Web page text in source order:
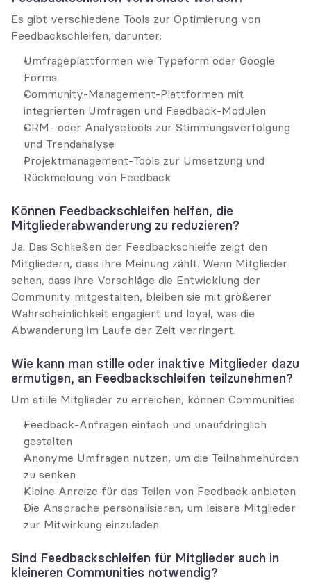
Es gibt verschiedene Tools zur Optimierung von
Feedbackschleifen, darunter:
Umfrageplattformen wie Typeform oder Google
Forms
Community-Management-Plattformen mit
integrierten Umfragen und Feedback-Modulen
CRM- oder Analysetools zur Stimmungsverfolgung
und Trendanalyse
Projektmanagement-Tools zur Umsetzung und
Rückmeldung von Feedback
Können Feedbackschleifen helfen, die
Mitgliederabwanderung zu reduzieren?
Ja. Das Schließen der Feedbackschleife zeigt den
Mitgliedern, dass ihre Meinung zählt. Wenn Mitglieder
sehen, dass ihre Vorschläge die Entwicklung der
Community mitgestalten, bleiben sie mit größerer
Wahrscheinlichkeit engagiert und loyal, was die
Abwanderung im Laufe der Zeit verringert.
Wie kann man stille oder inaktive Mitglieder dazu
ermutigen, an Feedbackschleifen teilzunehmen?
Um stille Mitglieder zu erreichen, können Communities:
Feedback-Anfragen einfach und unaufdringlich
gestalten
Anonyme Umfragen nutzen, um die Teilnahmehürden
zu senken
Kleine Anreize für das Teilen von Feedback anbieten
Die Ansprache personalisieren, um leisere Mitglieder
zur Mitwirkung einzuladen
Sind Feedbackschleifen für Mitglieder auch in
kleineren Communities notwendig?